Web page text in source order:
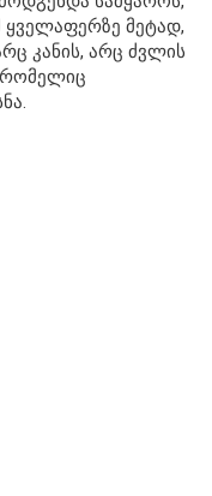
მეტად,
კანის, არც ძვლის
რომელიც